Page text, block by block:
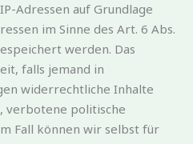
Adressen auf Grundlage
im Sinne des Art. 6 Abs.
werden. Das
falls jemand in
widerrechtliche Inhalte
verbotene politische
Fall können wir selbst für